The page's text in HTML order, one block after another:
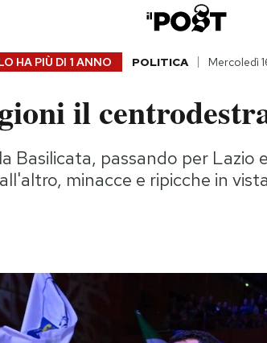
HA PIÙ DI 1 ANNO POLITICA Mercoledì
il
Basilicata, passando per Lazio
minacce e ripicche in